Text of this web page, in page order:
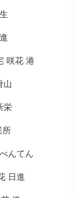
咲花 港
山
栄
所
んてん
日進